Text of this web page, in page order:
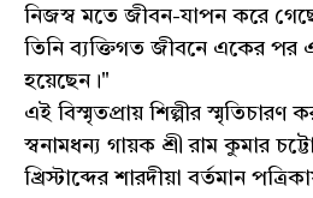
নিজস্ব মতে জীবন-যাপন করে
তিনি ব্যক্তিগত জীবনে একের পর
হয়েছেন।"
এই বিস্মৃতপ্রায় শিল্পীর স্মৃতিচারণ
স্বনামধন্য গায়ক শ্রী রাম কুমার
খ্রিস্টাব্দের শারদীয়া বর্তমান